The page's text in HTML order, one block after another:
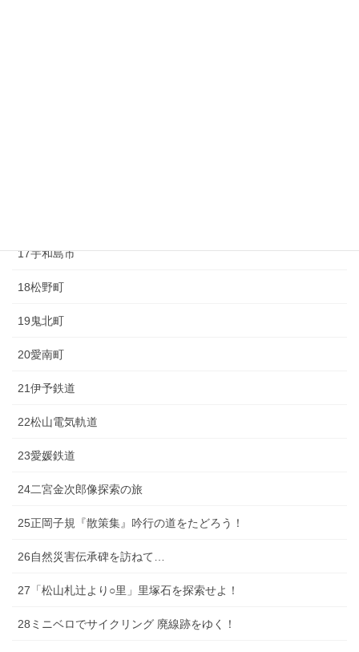
17宇和島市
18松野町
19鬼北町
20愛南町
21伊予鉄道
22松山電気軌道
23愛媛鉄道
24二宮金次郎像探索の旅
25正岡子規『散策集』吟行の道をたどろう！
26自然災害伝承碑を訪ねて…
27「松山札辻より○里」里塚石を探索せよ！
28ミニベロでサイクリング 廃線跡をゆく！